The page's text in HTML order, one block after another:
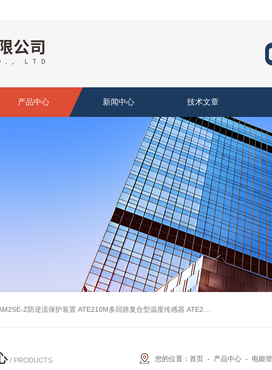
产品中心 新闻中心 技术文章
Z防逆流保护装置 ATE210M多回路复合型温度传感器 ATE210S单回路复合型温度传感器
/ PRODUCTS 您的位置： 首页 - 产品中心 - 电能